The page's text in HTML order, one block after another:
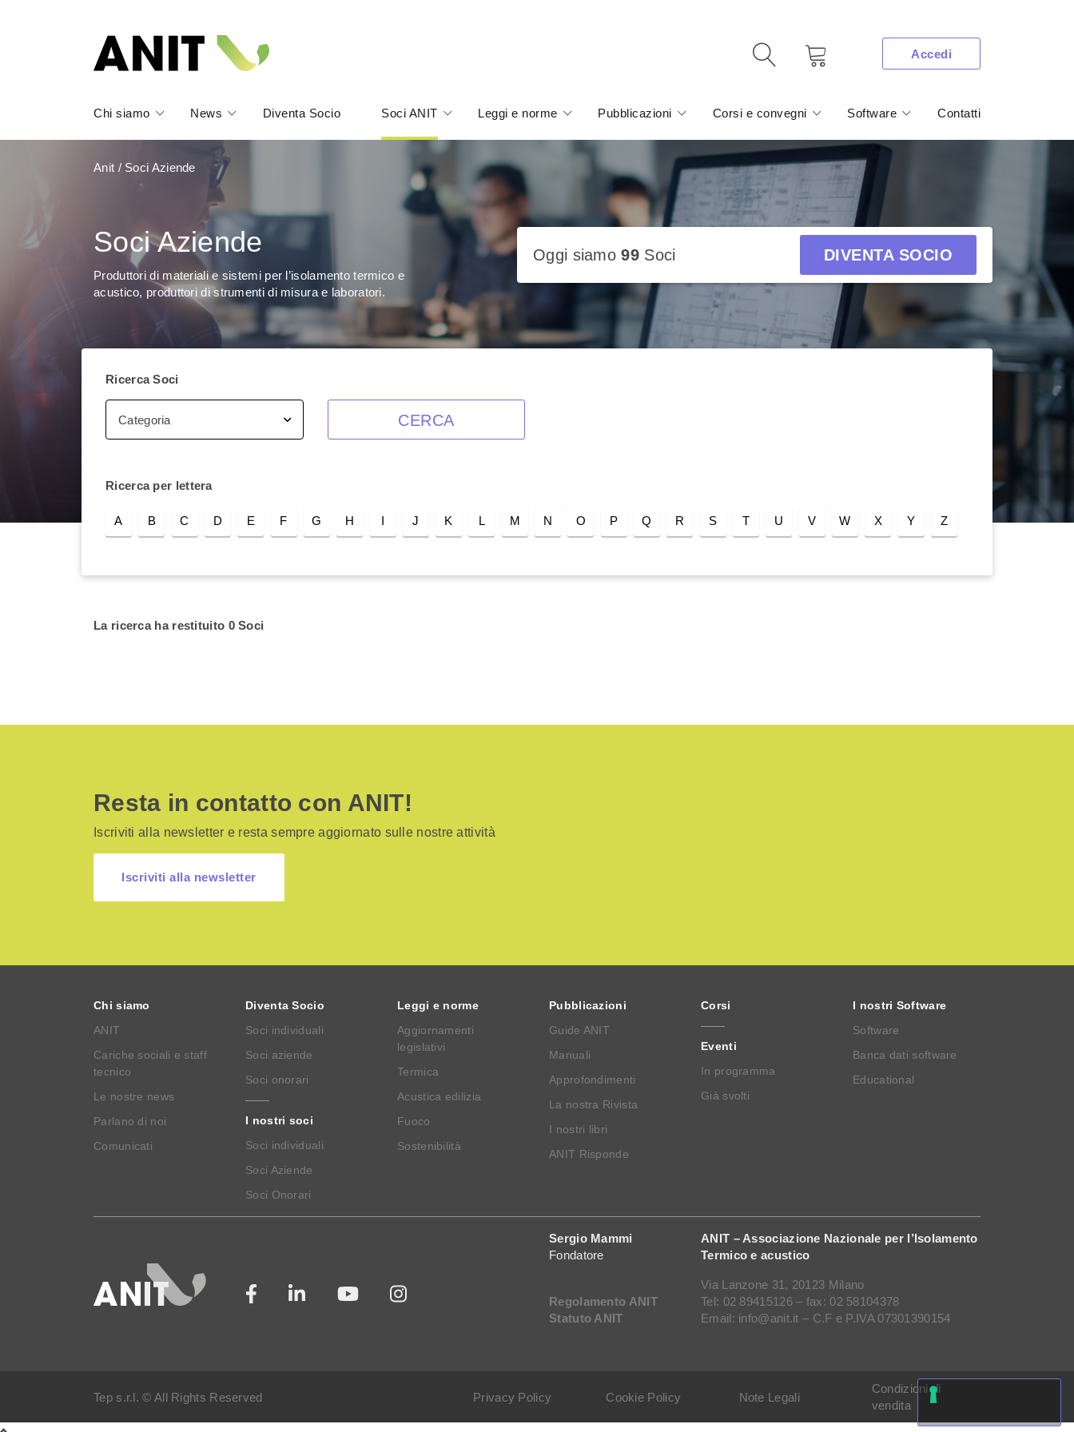
Accedi
Chi siamo News Diventa Socio Soci ANIT Leggi e norme Pubblicazioni Corsi e convegni Software Contatti
Anit / Soci Aziende
Soci Aziende Oggi siamo99Soci DIVENTA SOCIO
Produttori di materiali e sistemi per l’isolamento termico e
acustico, produttori di strumenti di misura e laboratori.
Ricerca Soci
Categoria CERCA
Ricerca per lettera
A B C D E F G H I J K L M N O P Q R S T U V W X Y Z
La ricerca ha restituito 0 Soci
Resta in contatto con ANIT!
Iscriviti alla newsletter e resta sempre aggiornato sulle nostre attività
Iscriviti alla newsletter
Chi siamo
ANIT
Cariche sociali e staff
tecnico
Le nostre news
Parlano di noi
Comunicati
Diventa Socio
Soci individuali
Soci aziende
Soci onorari
I nostri soci
Soci individuali
Soci Aziende
Soci Onorari
Leggi e norme
Aggiornamenti
legislativi
Termica
Acustica edilizia
Fuoco
Sostenibilità
Pubblicazioni
Guide ANIT
Manuali
Approfondimenti
La nostra Rivista
I nostri libri
ANIT Risponde
Corsi
Eventi
In programma
Già svolti
I nostri Software
Software
Banca dati software
Educational
Sergio Mammi
Fondatore
Regolamento ANIT
Statuto ANIT
ANIT – Associazione Nazionale per l’Isolamento
Termico e acustico
Via Lanzone 31, 20123 Milano
Tel: 02 89415126 – fax: 02 58104378
Email: info@anit.it – C.F e P.IVA 07301390154
Tep s.r.l. © All Rights Reserved Privacy Policy Cookie Policy Note Legali
Condizioni di
vendita